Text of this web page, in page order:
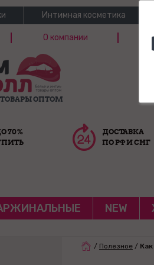
Интимная косметика
О компании
ОПТОМ
70%
ДОСТАВКА
ПО РФ И СНГ
NEW
/ Полезное /